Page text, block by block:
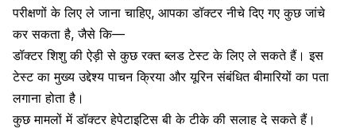
परीक्षणों के लिए ले जाना चाहिए, आपका डॉक्टर नीचे दिए गए कुछ जांचे
कर सकता है, जैसे कि—
डॉक्टर शिशु की ऐड़ी से कुछ रक्तब्लड टेस्टके लिए ले सकते हैं। इस
टेस्ट का मुख्य उद्देश्य पाचन क्रिया औरयूरिन संबंधित बीमारियों का पता
लगाना होता है।
कुछ मामलों में डॉक्टर हेपेटाइटिस बी के टीके की सलाह दे सकते हैं।